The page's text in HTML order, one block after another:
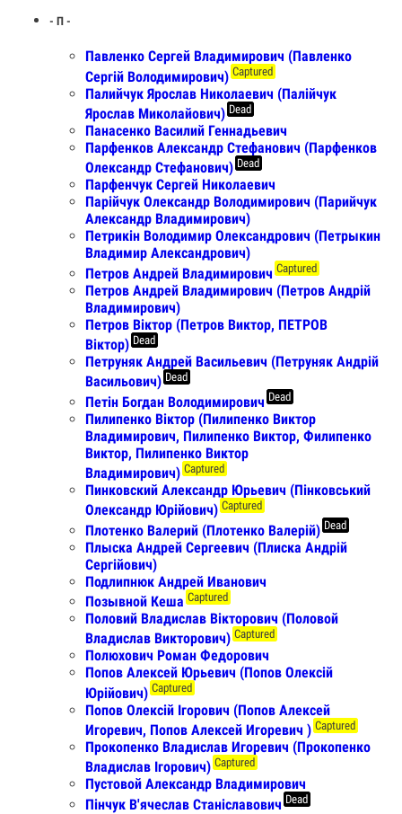
- П -
Павленко Сергей Владимирович (Павленко
Сергій Володимирович) Captured
Палийчук Ярослав Николаевич (Палійчук
Ярослав Миколайович) Dead
Панасенко Василий Геннадьевич
Парфенков Александр Стефанович (Парфенков
Олександр Стефанович) Dead
Парфенчук Сергей Николаевич
Парійчук Олександр Володимирович (Парийчук
Александр Владимирович)
Петрикiн Володимир Олександрович (Петрыкин
Владимир Александрович)
Петров Андрей Владимирович Captured
Петров Андрей Владимирович (Петров Андрій
Владимирович)
Петров Віктор (Петров Виктор, ПЕТРОВ
Віктор) Dead
Петруняк Андрей Васильевич (Петруняк Андрій
Васильович) Dead
Петін Богдан Володимирович Dead
Пилипенко Віктор (Пилипенко Виктор
Владимирович, Пилипенко Виктор, Филипенко
Виктор, Пилипенко Виктор
Владимирович) Captured
Пинковский Александр Юрьевич (Пінковський
Олександр Юрійович) Captured
Плотенко Валерий (Плотенко Валерій) Dead
Плыска Андрей Сергеевич (Плиска Андрій
Сергійович)
Подлипнюк Андрей Иванович
Позывной Кеша Captured
Половий Владислав Вікторович (Половой
Владислав Викторович) Captured
Полюхович Роман Федорович
Попов Алексей Юрьевич (Попов Олексій
Юрійович) Captured
Попов Олексій Ігорович (Попов Алексей
Игоревич, Попов Алексей Игоревич ) Captured
Прокопенко Владислав Игоревич (Прокопенко
Владислав Ігорович) Captured
Пустовой Александр Владимирович
Пінчук В'ячеслав Станіславович Dead